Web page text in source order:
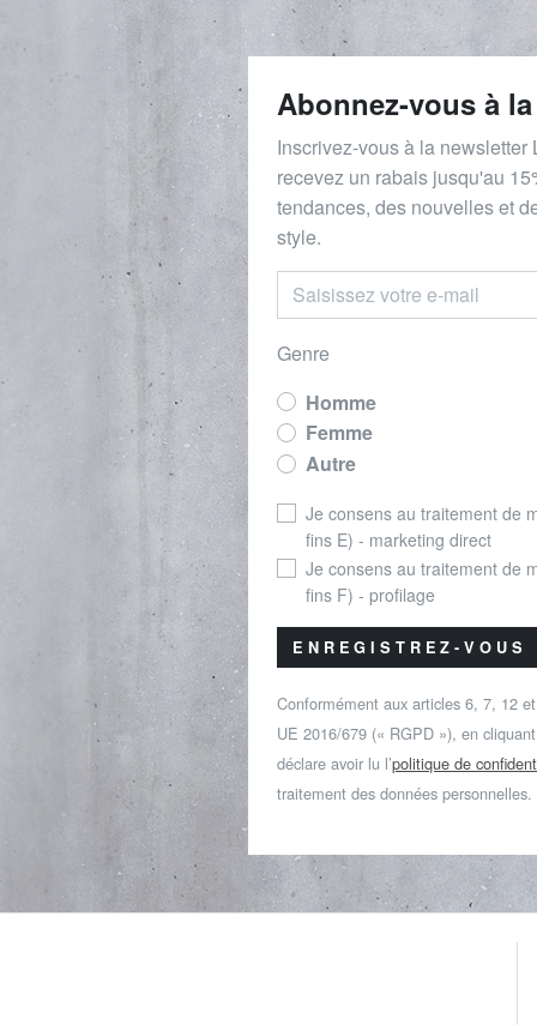
Abonnez-vous à
Inscrivez-vous à la newsletter
recevez un rabais jusqu'au 1
tendances, des nouvelles et
style.
Genre
Homme
Femme
Autre
Je consens au traitement de
fins E) - marketing direct
Je consens au traitement de
fins F) - profilage
ENREGISTREZ-VOUS
Conformément aux articles 6, 7, 12
UE 2016/679 (« RGPD »), en
déclare avoir lu l’politique de
traitement des données personnelles.